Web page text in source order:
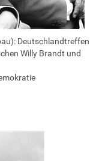
Deutschlandtreffen
Willy Brandt und